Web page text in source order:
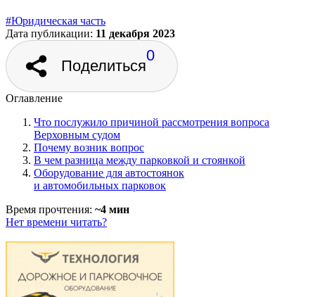
#Юридическая часть
Дата публикации: 11 декабря 2023
Поделиться
0
Оглавление
Что послужило причиной рассмотрения вопроса
Верховным судом
Почему возник вопрос
В чем разница между парковкой и стоянкой
Оборудование для автостоянок
и автомобильных парковок
Время прочтения: ~4 мин
Нет времени читать?